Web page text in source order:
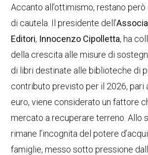
Accanto all’ottimismo, restano
di cautela. Il presidente dell’
Editori, Innocenzo Cipolletta, ha
della crescita alle misure di
di libri destinate alle biblioteche di
contributo previsto per il 2026, pari
euro, viene considerato un fattore
mercato a recuperare terreno. Allo
rimane l’incognita del potere
famiglie, messo sotto pressione